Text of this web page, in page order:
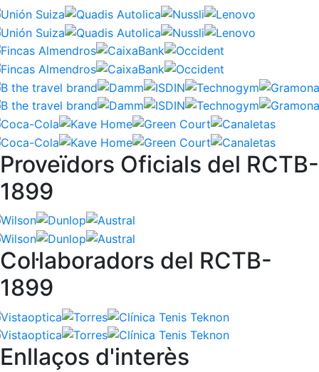
Proveïdors Oficials del RCTB-
1899
Col·laboradors del RCTB-
1899
Enllaços d'interès